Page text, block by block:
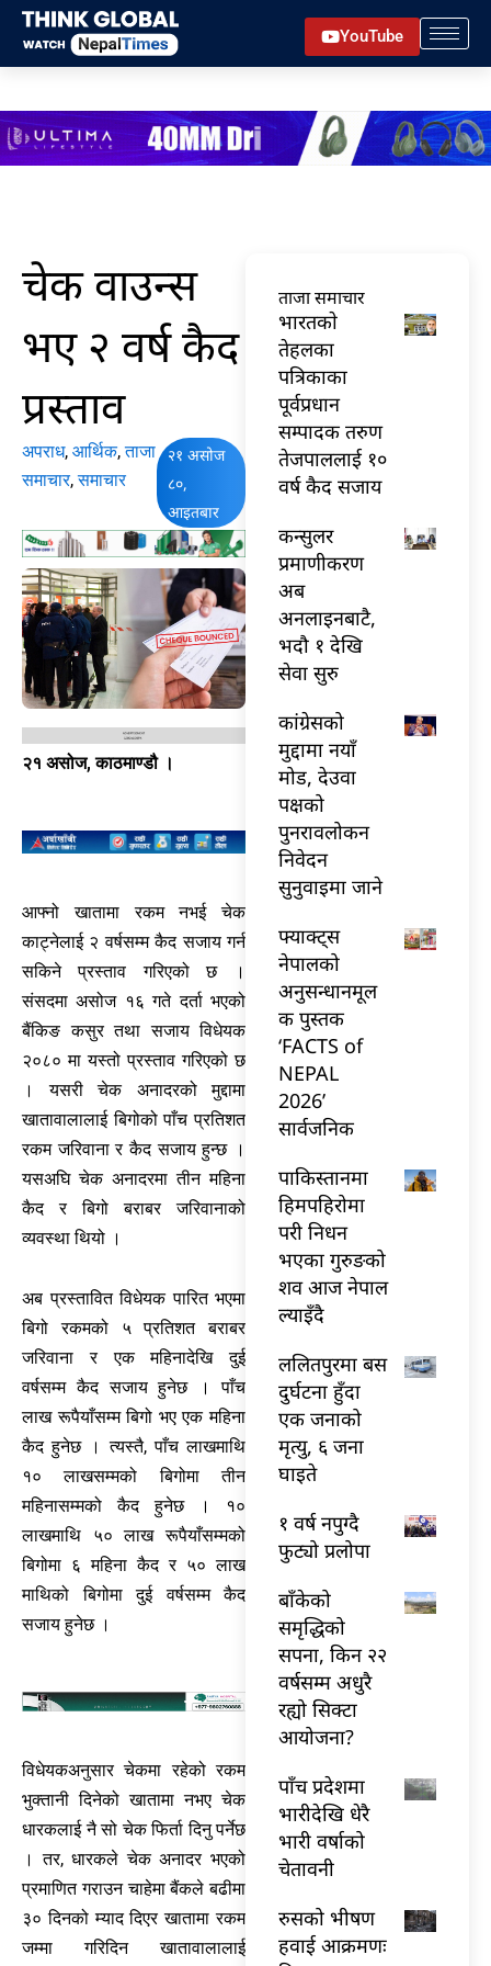
Skip
content
YouTube
चेक वाउन्स
भए २ वर्ष कैद
प्रस्ताव
अपराध, आर्थिक,ताजा
समाचार,समाचार
२१ असोज
८०,
आइतबार
२१ असोज, काठमाण्डौ ।
आफ्नो खातामा रकम नभई चेक
काट्नेलाई २ वर्षसम्म कैद सजाय गर्न
सकिने प्रस्ताव गरिएको छ ।
संसदमा असोज १६ गते दर्ता भएको
बैंकिङ कसुर तथा सजाय विधेयक
२०८० मा यस्तो प्रस्ताव गरिएको छ
। यसरी चेक अनादरको मुद्दामा
खातावालालाई बिगोको पाँच प्रतिशत
रकम जरिवाना र कैद सजाय हुन्छ ।
यसअघि चेक अनादरमा तीन महिना
कैद र बिगो बराबर जरिवानाको
व्यवस्था थियो ।
अब प्रस्तावित विधेयक पारित भएमा
बिगो रकमको ५ प्रतिशत बराबर
जरिवाना र एक महिनादेखि दुई
वर्षसम्म कैद सजाय हुनेछ । पाँच
लाख रूपैयाँसम्म बिगो भए एक महिना
कैद हुनेछ । त्यस्तै, पाँच लाखमाथि
१० लाखसम्मको बिगोमा तीन
महिनासम्मको कैद हुनेछ । १०
लाखमाथि ५० लाख रूपैयाँसम्मको
बिगोमा ६ महिना कैद र ५० लाख
माथिको बिगोमा दुई वर्षसम्म कैद
सजाय हुनेछ ।
विधेयकअनुसार चेकमा रहेको रकम
भुक्तानी दिनेको खातामा नभए चेक
धारकलाई नै सो चेक फिर्ता दिनु पर्नेछ
। तर, धारकले चेक अनादर भएको
प्रमाणित गराउन चाहेमा बैंकले बढीमा
३० दिनको म्याद दिएर खातामा रकम
जम्मा गरिदिन खातावालालाई
ताजा समाचार
भारतकाे
तेहलका
पत्रिकाका
पूर्वप्रधान
सम्पादक तरुण
तेजपाललाई १०
वर्ष कैद सजाय
कन्सुलर
प्रमाणीकरण
अब
अनलाइनबाटै,
भदौ १ देखि
सेवा सुरु
कांग्रेसको
मुद्दामा नयाँ
मोड, देउवा
पक्षको
पुनरावलोकन
निवेदन
सुनुवाइमा जाने
फ्याक्ट्स
नेपालको
अनुसन्धानमूल
क पुस्तक
‘FACTS of
NEPAL
2026’
सार्वजनिक
पाकिस्तानमा
हिमपहिरोमा
परी निधन
भएका गुरुङको
शव आज नेपाल
ल्याइँदै
ललितपुरमा बस
दुर्घटना हुँदा
एक जनाको
मृत्यु, ६ जना
घाइते
१ वर्ष नपुग्दै
फुट्यो प्रलोपा
बाँकेको
समृद्धिको
सपना, किन २२
वर्षसम्म अधुरै
रह्यो सिक्टा
आयोजना?
पाँच प्रदेशमा
भारीदेखि धेरै
भारी वर्षाको
चेतावनी
रुसको भीषण
हवाई आक्रमणः